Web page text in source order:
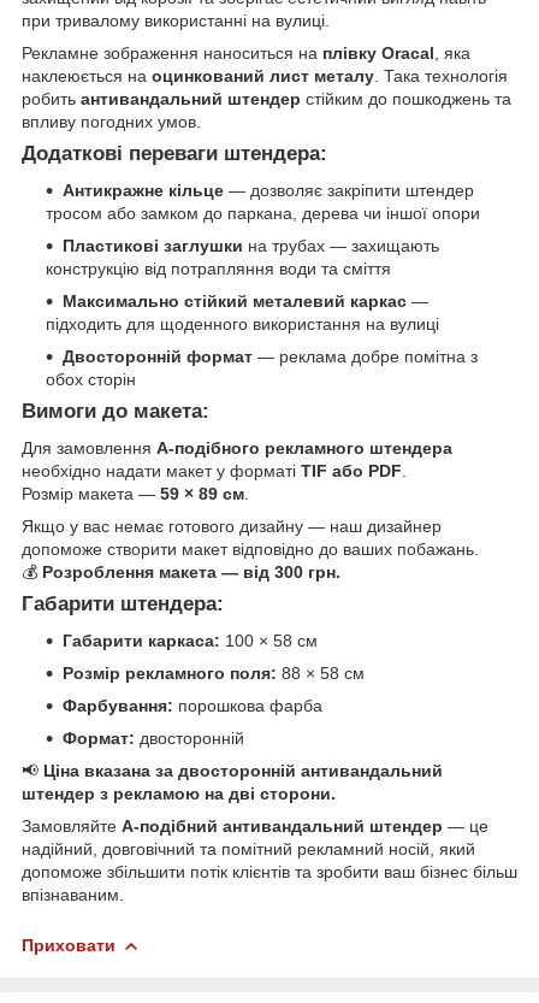
при тривалому використанні на вулиці.
Рекламне зображення наноситься на плівку Oracal, яка
наклеюється на оцинкований лист металу. Така технологія
робить антивандальний штендер стійким до пошкоджень та
впливу погодних умов.
Додаткові переваги штендера:
Антикражне кільце — дозволяє закріпити штендер
тросом або замком до паркана, дерева чи іншої опори
Пластикові заглушки на трубах — захищають
конструкцію від потрапляння води та сміття
Максимально стійкий металевий каркас —
підходить для щоденного використання на вулиці
Двосторонній формат — реклама добре помітна з
обох сторін
Вимоги до макета:
Для замовлення А-подібного рекламного штендера
необхідно надати макет у форматі TIF або PDF
Розмір макета — 59 × 89 см
Якщо у вас немає готового дизайну — наш дизайнер
допоможе створити макет відповідно до ваших побажань.
💰 Розроблення макета — від 300 грн.
Габарити штендера:
Габарити каркаса: 100 × 58 см
Розмір рекламного поля: 88 × 58 см
Фарбування: порошкова фарба
Формат: двосторонній
📢 Ціна вказана за двосторонній антивандальний
штендер з рекламою на дві сторони.
Замовляйте А-подібний антивандальний штендер — це
надійний, довговічний та помітний рекламний носій, який
допоможе збільшити потік клієнтів та зробити ваш бізнес більш
впізнаваним.
Приховати